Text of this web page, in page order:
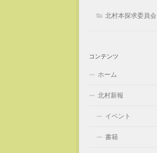
北村本探求委員会
コンテンツ
ホーム
北村新報
イベント
書籍